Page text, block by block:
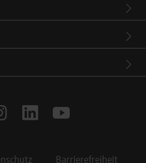
linkedin youtube